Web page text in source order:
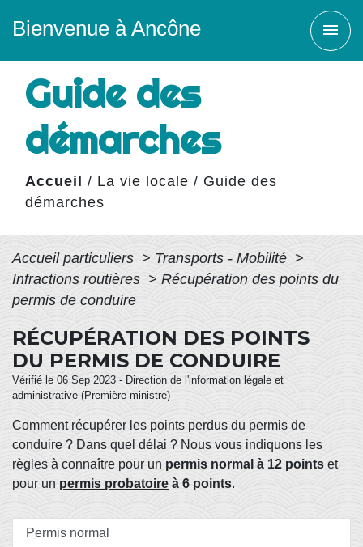
Bienvenue à Ancône menu
Guide des
démarches
Accueil / La vie locale / Guide des
démarches
Accueil particuliers > Transports - Mobilité >
Infractions routières > Récupération des points du
permis de conduire
RÉCUPÉRATION DES POINTS
DU PERMIS DE CONDUIRE
Vérifié le 06 Sep 2023 - Direction de l'information légale et
administrative (Première ministre)
Comment récupérer les points perdus du permis de
conduire ? Dans quel délai ? Nous vous indiquons les
règles à connaître pour un permis normal à 12 points et
pour un permis probatoire à 6 points.
Permis normal